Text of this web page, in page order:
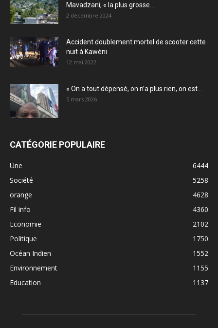
Mavadzani, « la plus grosse...
2 décembre 2024
Accident doublement mortel de scooter cette
nuit à Kawéni
12 mai 2022
« On a tout dépensé, on n’a plus rien, on est...
5 mars 2026
CATÉGORIE POPULAIRE
Une
6444
Société
5258
orange
4628
Fil info
4360
Economie
2102
Politique
1750
Océan Indien
1552
Environnement
1155
Education
1137